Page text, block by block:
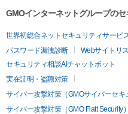
GMOインターネットグループの
世界初総合ネットセキュリティサービ
パスワード漏洩診断
Webサイトリ
セキュリティ相談AIチャットボット
実在証明・盗聴対策
サイバー攻撃対策（GMOサイバーセキ
サイバー攻撃対策（GMO Flatt Security）